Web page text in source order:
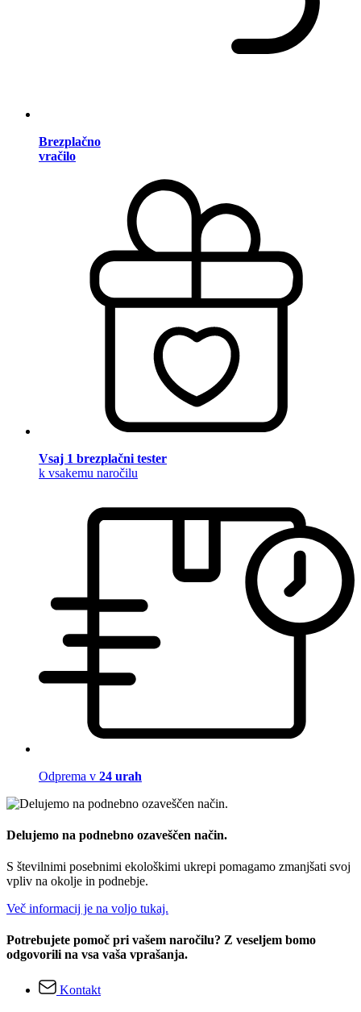
Brezplačno
vračilo
Vsaj 1 brezplačni tester
k vsakemu naročilu
Odprema v 24 urah
Delujemo na podnebno ozaveščen način.
S številnimi posebnimi ekološkimi ukrepi pomagamo zmanjšati svoj
vpliv na okolje in podnebje.
Več informacij je na voljo tukaj.
Potrebujete pomoč pri vašem naročilu? Z veseljem bomo
odgovorili na vsa vaša vprašanja.
Kontakt